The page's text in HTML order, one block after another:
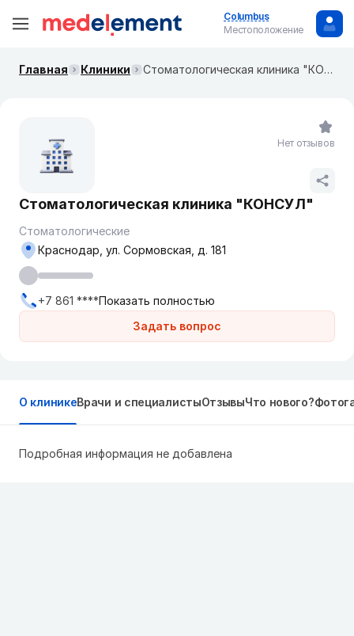
Columbus
Местоположение
Главная Клиники Стоматологическая клиника "КОНСУЛ"
Стоматологическая клиника "КОНСУЛ"
Стоматологические
Задать вопрос
Краснодар, ул. Сормовская, д. 181
+7 861 ****Показать полностью
Нет отзывов
О клиникеВрачи и специалистыОтзывыЧто нового?
Подробная информация не добавлена